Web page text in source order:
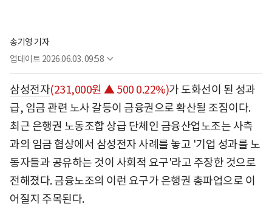
송기영 기자
업데이트 2026.06.03. 09:58
삼성전자(231,000원 ▲ 500 0.22%)가 도화선이 된 성과
급, 임금 관련 노사 갈등이 금융권으로 확산될 조짐이다.
최근 은행권 노동조합 상급 단체인 금융산업노조는 사측
과의 임금 협상에서 삼성전자 사례를 놓고 '기업 성과를 노
동자들과 공유하는 것이 사회적 요구'라고 주장한 것으로
전해졌다. 금융노조의 이런 요구가 은행권 총파업으로 이
어질지 주목된다.